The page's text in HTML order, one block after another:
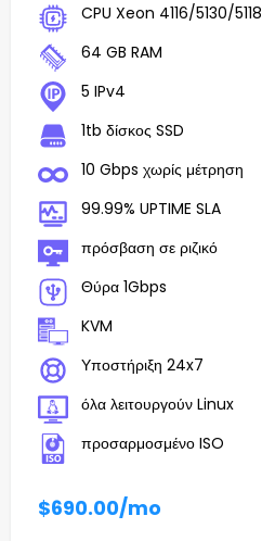
CPU Xeon 4116/5130/5118
64 GB RAM
5 IPv4
1tb δίσκος SSD
10 Gbps χωρίς μέτρηση
99.99% UPTIME SLA
πρόσβαση σε ριζικό
Θύρα 1Gbps
KVM
Υποστήριξη 24x7
όλα λειτουργούν Linux
προσαρμοσμένο ISO
$690.00/mo